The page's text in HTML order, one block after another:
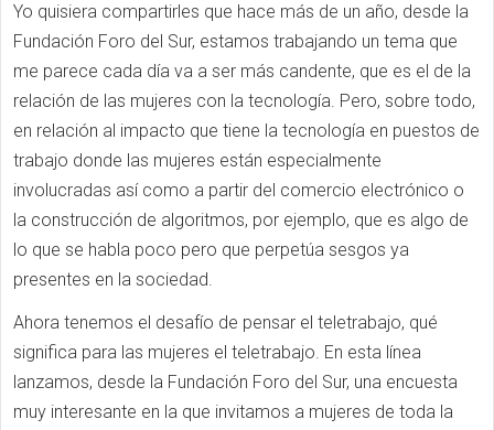
Yo quisiera compartirles que hace más de un año, desde la
Fundación Foro del Sur, estamos trabajando un tema que
me parece cada día va a ser más candente, que es el de la
relación de las mujeres con la tecnología. Pero, sobre todo,
en relación al impacto que tiene la tecnología en puestos de
trabajo donde las mujeres están especialmente
involucradas así como a partir del comercio electrónico o
la construcción de algoritmos, por ejemplo, que es algo de
lo que se habla poco pero que perpetúa sesgos ya
presentes en la sociedad.
Ahora tenemos el desafío de pensar el teletrabajo, qué
significa para las mujeres el teletrabajo. En esta línea
lanzamos, desde la Fundación Foro del Sur, una encuesta
muy interesante en la que invitamos a mujeres de toda la